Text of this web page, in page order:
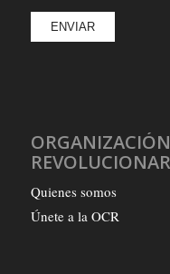
Quienes somos
Únete a la OCR